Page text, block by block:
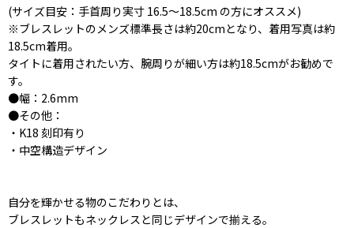
(サイズ目安：手首周り実寸 16.5〜18.5cm の方にオススメ)
※ブレスレットのメンズ標準長さは約20cmとなり、着用写真は約
18.5cm着用。
タイトに着用されたい方、腕周りが細い方は約18.5cmがお勧めで
す。
●幅：2.6mm
●その他：
・K18 刻印有り
・中空構造デザイン
自分を輝かせる物のこだわりとは、
ブレスレットもネックレスと同じデザインで揃える。